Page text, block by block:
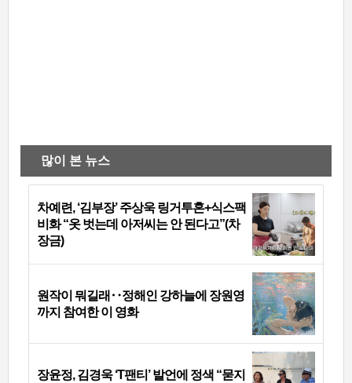
많이 본 뉴스
차예련, ‘김부장’ 주상욱 링거투혼+식스팩
비화 “옷 벗는데 아저씨는 안 된다고”(차
장금)
원작이 뭐길래‥정해인 강하늘에 장원영
까지 참여한 이 영화
장윤정, 김경욱 ‘T팬티’ 발언에 정색 “묻지